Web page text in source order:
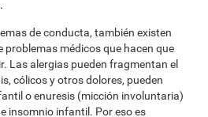
de conducta, también existen
problemas médicos que hacen que
Las alergias pueden fragmentan el
cólicos y otros dolores, pueden
o enuresis (micción involuntaria)
insomnio infantil. Por eso es